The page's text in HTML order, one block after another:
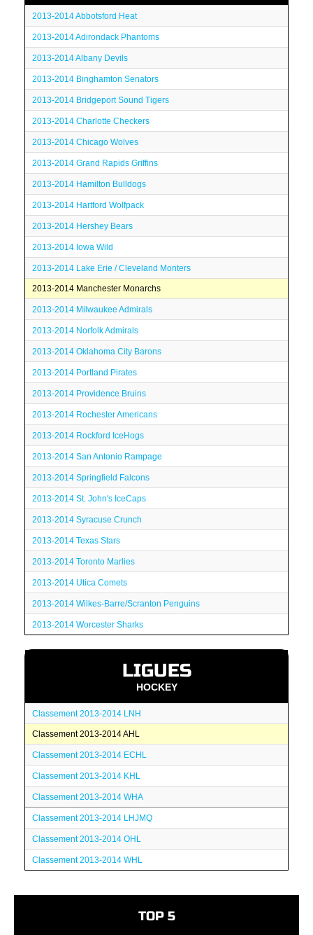
2013-2014 Abbotsford Heat
2013-2014 Adirondack Phantoms
2013-2014 Albany Devils
2013-2014 Binghamton Senators
2013-2014 Bridgeport Sound Tigers
2013-2014 Charlotte Checkers
2013-2014 Chicago Wolves
2013-2014 Grand Rapids Griffins
2013-2014 Hamilton Bulldogs
2013-2014 Hartford Wolfpack
2013-2014 Hershey Bears
2013-2014 Iowa Wild
2013-2014 Lake Erie / Cleveland Monters
2013-2014 Manchester Monarchs
2013-2014 Milwaukee Admirals
2013-2014 Norfolk Admirals
2013-2014 Oklahoma City Barons
2013-2014 Portland Pirates
2013-2014 Providence Bruins
2013-2014 Rochester Americans
2013-2014 Rockford IceHogs
2013-2014 San Antonio Rampage
2013-2014 Springfield Falcons
2013-2014 St. John's IceCaps
2013-2014 Syracuse Crunch
2013-2014 Texas Stars
2013-2014 Toronto Marlies
2013-2014 Utica Comets
2013-2014 Wilkes-Barre/Scranton Penguins
2013-2014 Worcester Sharks
LIGUES
HOCKEY
Classement 2013-2014 LNH
Classement 2013-2014 AHL
Classement 2013-2014 ECHL
Classement 2013-2014 KHL
Classement 2013-2014 WHA
Classement 2013-2014 LHJMQ
Classement 2013-2014 OHL
Classement 2013-2014 WHL
TOP 5